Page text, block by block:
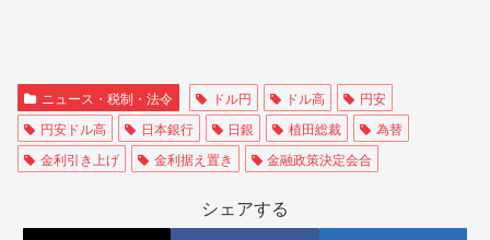
ニュース・税制・法令 ドル円 ドル高
円安
円安ドル高
日本銀行 日銀 植田総裁
為替
金利引き上げ
金利据え置き 金融政策決定会合
シェアする